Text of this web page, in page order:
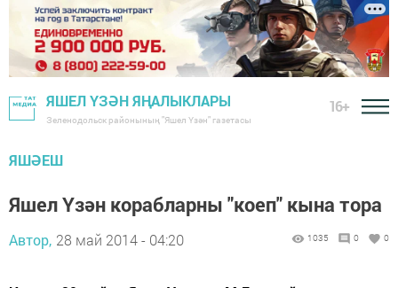
ЯШЕЛ ҮЗӘН ЯҢАЛЫКЛАРЫ
Зеленодольск районының "Яшел Үзән" газетасы
16+
ЯШӘЕШ
Яшел Үзән корабларны "коеп" кына тора
Автор, 28 май 2014 - 04:20 1035 0 0